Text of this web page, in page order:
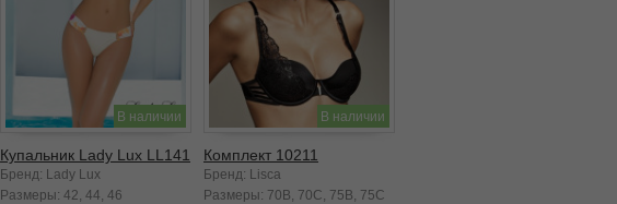
В наличии
Купальник Lady Lux LL141
Бренд: Lady Lux
Размеры: 42 44 46
В наличии
Комплект 10211
Бренд: Lisca
Размеры: 70B 70C 75B 75C